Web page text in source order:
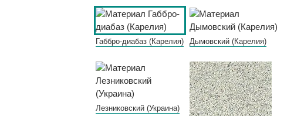
Габбро-диабаз (Карелия) Дымовский (Карелия)
Лезниковский (Украина)